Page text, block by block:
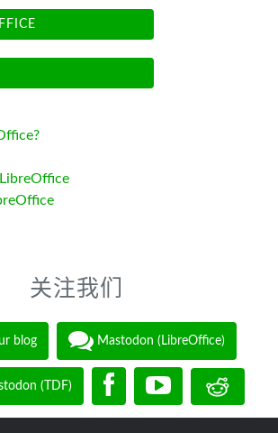
关注我们
blog Mastodon (LibreOffice)
(TDF)